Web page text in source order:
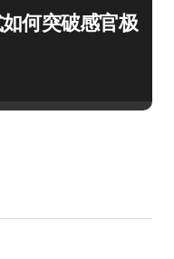
何突破感官极